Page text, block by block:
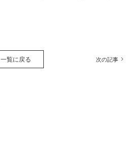
一覧に戻る 次の記事